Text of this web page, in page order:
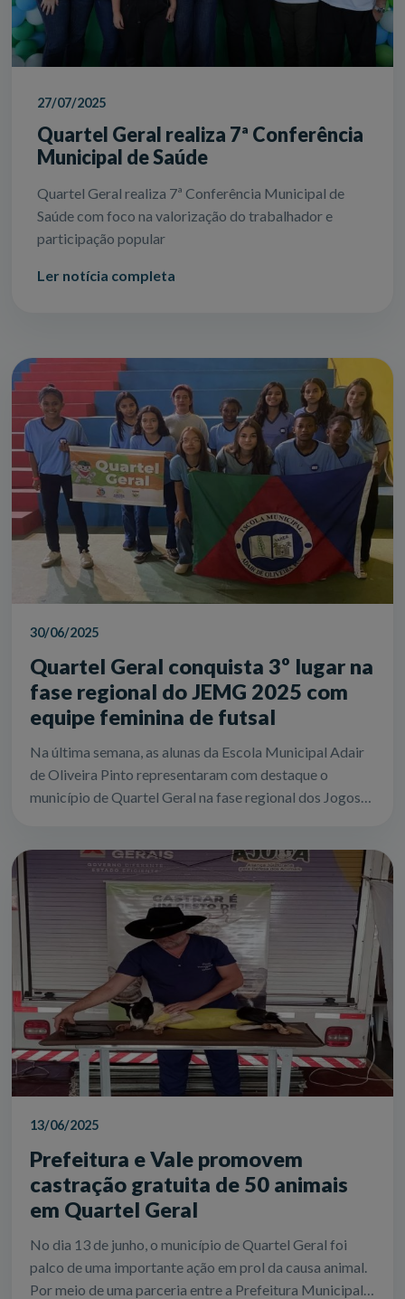
27/07/2025
Quartel Geral realiza 7ª Conferência
Municipal de Saúde
Quartel Geral realiza 7ª Conferência Municipal de
Saúde com foco na valorização do trabalhador e
participação popular
Ler notícia completa
30/06/2025
Quartel Geral conquista 3º lugar na
fase regional do JEMG 2025 com
equipe feminina de futsal
Na última semana, as alunas da Escola Municipal Adair
de Oliveira Pinto representaram com destaque o
município de Quartel Geral na fase regional dos Jogos
13/06/2025
Prefeitura e Vale promovem
castração gratuita de 50 animais
em Quartel Geral
No dia 13 de junho, o município de Quartel Geral foi
palco de uma importante ação em prol da causa animal.
Por meio de uma parceria entre a Prefeitura Municipal,